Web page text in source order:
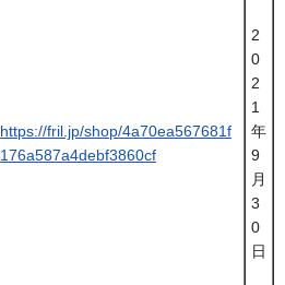
https://fril.jp/shop/4a70ea567681f
176a587a4debf3860cf
2
0
2
1
年
9
月
3
0
日